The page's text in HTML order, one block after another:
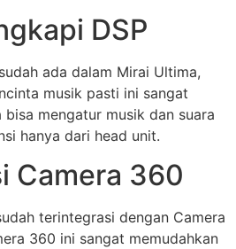
DSP
ada dalam Mirai Ultima,
musik pasti ini sangat
bisa mengatur musik dan suara
hanya dari head unit.
Camera 360
terintegrasi dengan Camera
360 ini sangat memudahkan